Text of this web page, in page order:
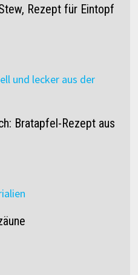
Rezept für Eintopf
Bratapfel-Rezept aus